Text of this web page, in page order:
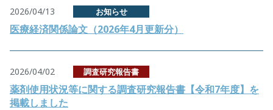
2026/04/13 お知らせ
医療経済関係論文（2026年4月更新分）
2026/04/02 調査研究報告書
薬剤使用状況等に関する調査研究報告書【令和7年度】を
掲載しました